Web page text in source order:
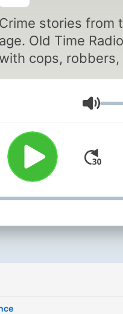
Crime stories from
age. Old Time
with cops,
cases and hear